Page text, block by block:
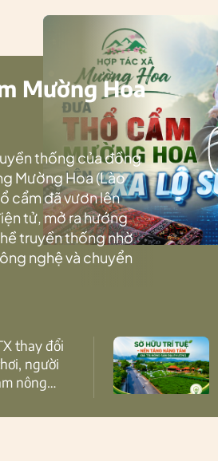
Mường Hoa
thống của đồng
Mường Hoa (Lào
cẩm đã vươn lên
tử, mở ra hướng
truyền thống nhờ
nghệ và chuyển
người
nông